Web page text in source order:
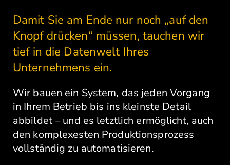
Damit Sie am Ende nur noch „auf den
Knopf drücken“ müssen, tauchen wir
tief in die Datenwelt Ihres
Unternehmens ein.
Wir bauen ein System, das jeden Vorgang
in Ihrem Betrieb bis ins kleinste Detail
abbildet – und es letztlich ermöglicht, auch
den komplexesten Produktionsprozess
vollständig zu automatisieren.